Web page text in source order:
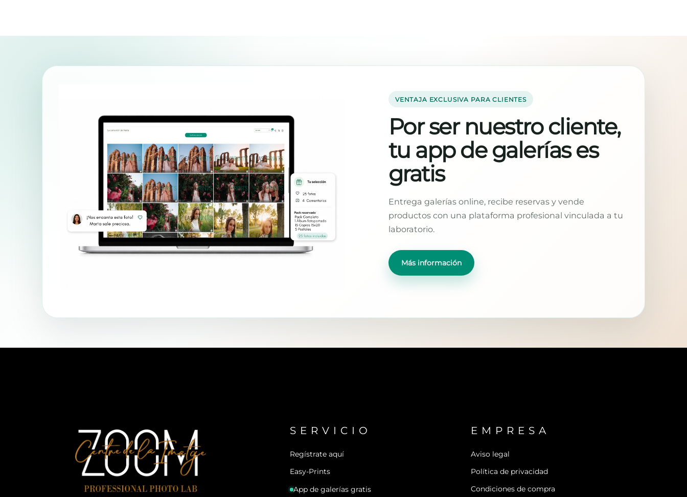
VENTAJA EXCLUSIVA PARA CLIENTES
Por ser nuestro cliente,
tu app de galerías es
gratis
Entrega galerías online, recibe reservas y vende
productos con una plataforma profesional vinculada a tu
laboratorio.
Más información
SERVICIO
Regístrate aquí
Easy-Prints
App de galerías gratis
EMPRESA
Aviso legal
Política de privacidad
Condiciones de compra